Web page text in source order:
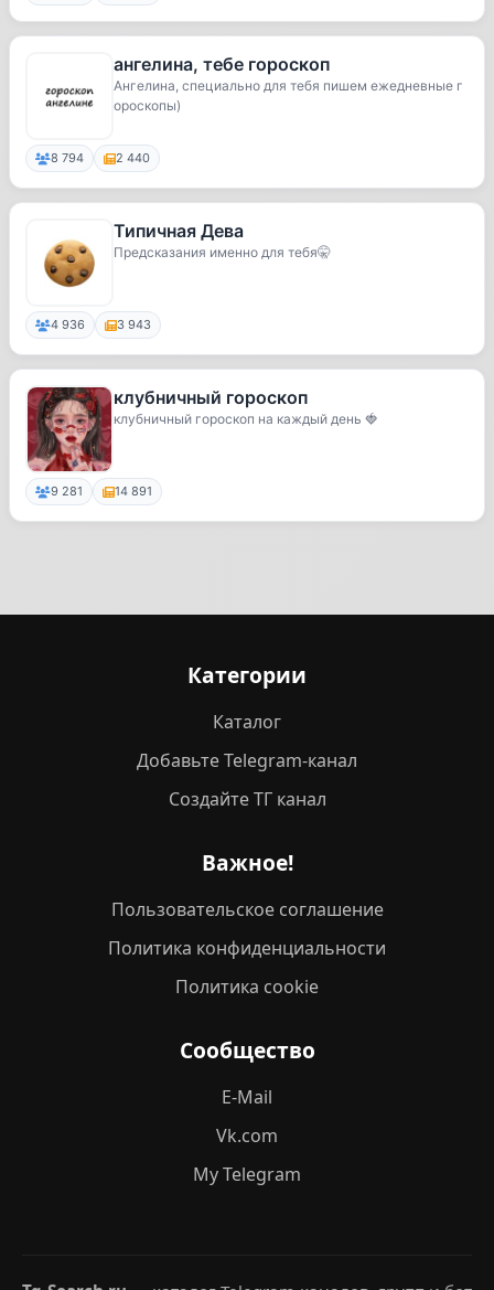
ангелина, тебе гороскоп
Ангелина, специально для тебя пишем ежедневные г
ороскопы)
8 794 2 440
Типичная Дева
Предсказания именно для тебя🤫
4 936 3 943
клубничный гороскоп
клубничный гороскоп на каждый день 🍓
9 281 14 891
Категории
Каталог
Добавьте Telegram-канал
Создайте ТГ канал
Важное!
Пользовательское соглашение
Политика конфиденциальности
Политика cookie
Сообщество
E-Mail
Vk.com
My Telegram